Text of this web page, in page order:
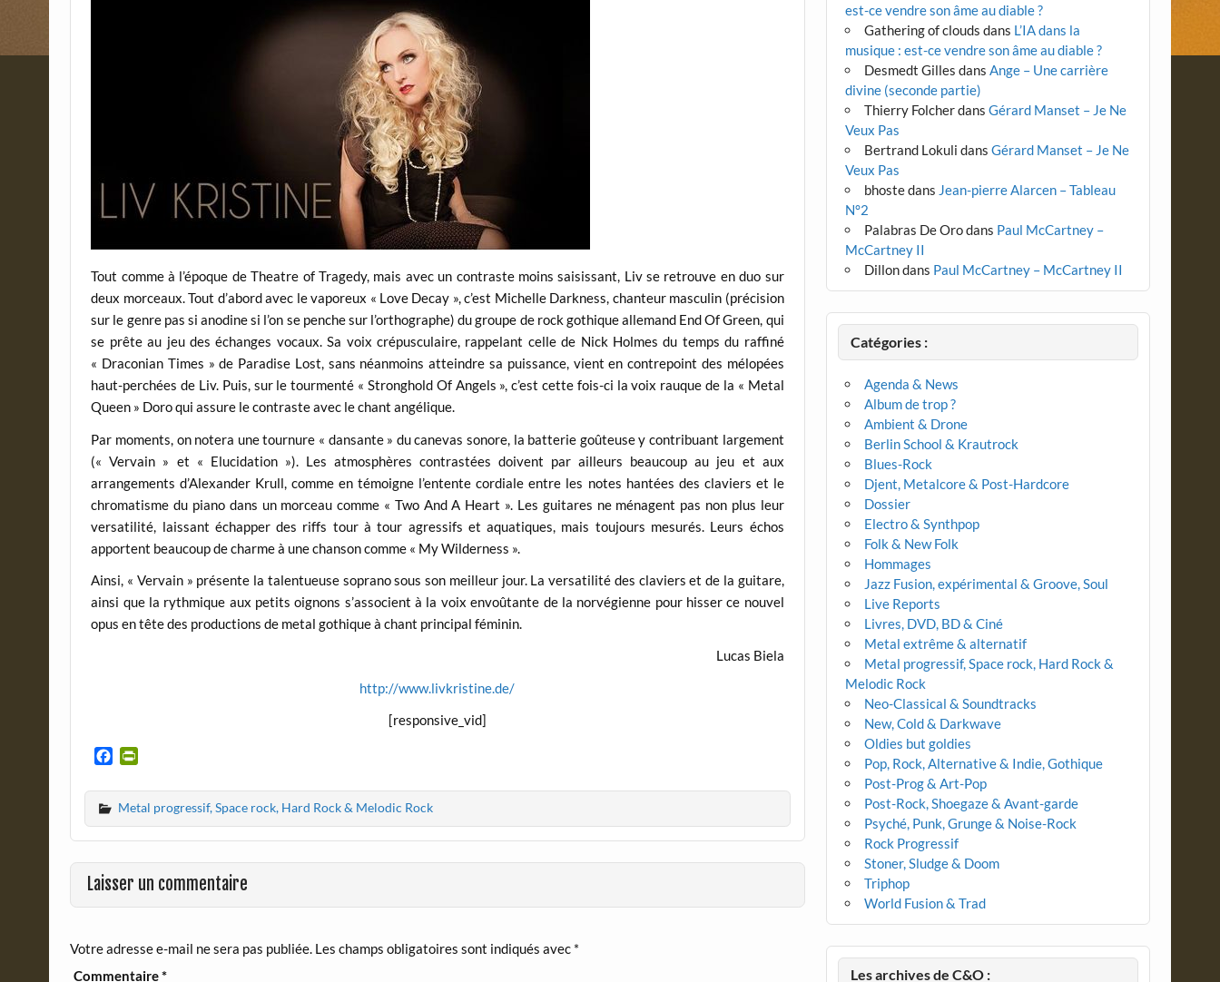
Tout comme à l’époque de Theatre of Tragedy, mais avec un contraste moins saisissant, Liv se retrouve en duo sur
deux morceaux. Tout d’abord avec le vaporeux « Love Decay », c’est Michelle Darkness, chanteur masculin (précision
sur le genre pas si anodine si l’on se penche sur l’orthographe) du groupe de rock gothique allemand End Of Green, qui
se prête au jeu des échanges vocaux. Sa voix crépusculaire, rappelant celle de Nick Holmes du temps du raffiné
« Draconian Times » de Paradise Lost, sans néanmoins atteindre sa puissance, vient en contrepoint des mélopées
haut-perchées de Liv. Puis, sur le tourmenté « Stronghold Of Angels », c’est cette fois-ci la voix rauque de la « Metal
Queen » Doro qui assure le contraste avec le chant angélique.
Par moments, on notera une tournure « dansante » du canevas sonore, la batterie goûteuse y contribuant largement
(« Vervain » et « Elucidation »). Les atmosphères contrastées doivent par ailleurs beaucoup au jeu et aux
arrangements d’Alexander Krull, comme en témoigne l’entente cordiale entre les notes hantées des claviers et le
chromatisme du piano dans un morceau comme « Two And A Heart ». Les guitares ne ménagent pas non plus leur
versatilité, laissant échapper des riffs tour à tour agressifs et aquatiques, mais toujours mesurés. Leurs échos
apportent beaucoup de charme à une chanson comme « My Wilderness ».
Ainsi, « Vervain » présente la talentueuse soprano sous son meilleur jour. La versatilité des claviers et de la guitare,
ainsi que la rythmique aux petits oignons s’associent à la voix envoûtante de la norvégienne pour hisser ce nouvel
opus en tête des productions de metal gothique à chant principal féminin.
Lucas Biela
http://www.livkristine.de/
[responsive_vid]
c
e
b
o
o
k
i
n
t
F
r
i
l
y
Metal progressif, Space rock, Hard Rock & Melodic Rock
Laisser un commentaire
Votre adresse e-mail ne sera pas publiée. Les champs obligatoires sont indiqués avec *
Commentaire*
est-ce vendre son âme au diable ?
Gathering of clouds dans L’IA dans la
musique : est-ce vendre son âme au diable ?
Desmedt Gilles dansAnge – Une carrière
divine (seconde partie)
Thierry FolcherdansGérard Manset – Je Ne
Veux Pas
Bertrand Lokuli dansGérard Manset – Je Ne
Veux Pas
bhostedans Jean-pierre Alarcen – Tableau
N°2
Palabras De Orodans Paul McCartney –
McCartney II
Dillondans Paul McCartney – McCartney II
Catégories :
Agenda & News
Album de trop ?
Ambient & Drone
Berlin School & Krautrock
Blues-Rock
Djent, Metalcore & Post-Hardcore
Dossier
Electro & Synthpop
Folk & New Folk
Hommages
Jazz Fusion, expérimental & Groove, Soul
Live Reports
Livres, DVD, BD & Ciné
Metal extrême & alternatif
Metal progressif, Space rock, Hard Rock &
Melodic Rock
Neo-Classical & Soundtracks
New, Cold & Darkwave
Oldies but goldies
Pop, Rock, Alternative & Indie, Gothique
Post-Prog & Art-Pop
Post-Rock, Shoegaze & Avant-garde
Psyché, Punk, Grunge & Noise-Rock
Rock Progressif
Stoner, Sludge & Doom
Triphop
World Fusion & Trad
Les archives de C&O :